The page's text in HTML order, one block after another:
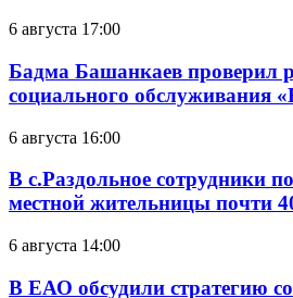
6 августа 17:00
Бадма Башанкаев проверил
социального обслуживания
6 августа 16:00
В с.Раздольное сотрудники
местной жительницы почти
6 августа 14:00
В ЕАО обсудили стратегию